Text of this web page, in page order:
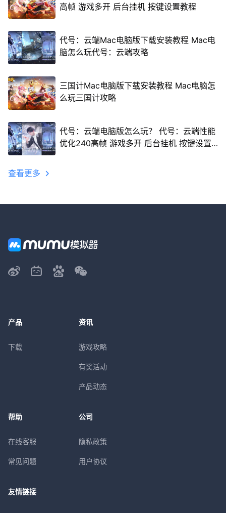
高帧 游戏多开 后台挂机 按键设置教程
代号：云端Mac电脑版下载安装教程 Mac电
脑怎么玩代号：云端攻略
三国计Mac电脑版下载安装教程 Mac电脑怎
么玩三国计攻略
代号：云端电脑版怎么玩？ 代号：云端性能
优化240高帧 游戏多开 后台挂机 按键设置
查看更多
产品
下载
资讯
游戏攻略
有奖活动
产品动态
帮助
在线客服
常见问题
公司
隐私政策
用户协议
友情链接